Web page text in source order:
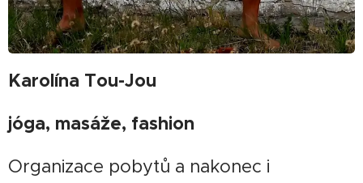
Karolína Tou-Jou
jóga, masáže, fashion
Organizace pobytů a nakonec i